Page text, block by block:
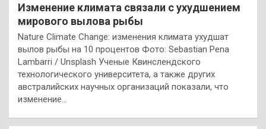
Изменение климата связали с ухудшением
мирового вылова рыбы
Nature Climate Change: изменения климата ухудшат
вылов рыбы на 10 процентов Фото: Sebastian Pena
Lambarri / Unsplash Ученые Квинслендского
технологического университета, а также других
австралийских научных организаций показали, что
изменение…